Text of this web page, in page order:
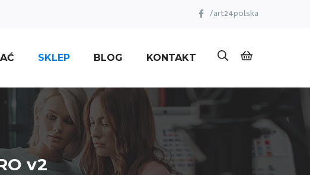
/art24polska
SKLEP BLOG KONTAKT
v2